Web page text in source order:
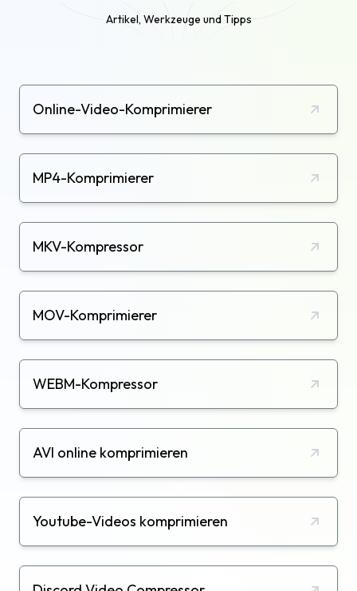
Artikel, Werkzeuge und Tipps
Online-Video-Komprimierer
MP4-Komprimierer
MKV-Kompressor
MOV-Komprimierer
WEBM-Kompressor
AVI online komprimieren
Youtube-Videos komprimieren